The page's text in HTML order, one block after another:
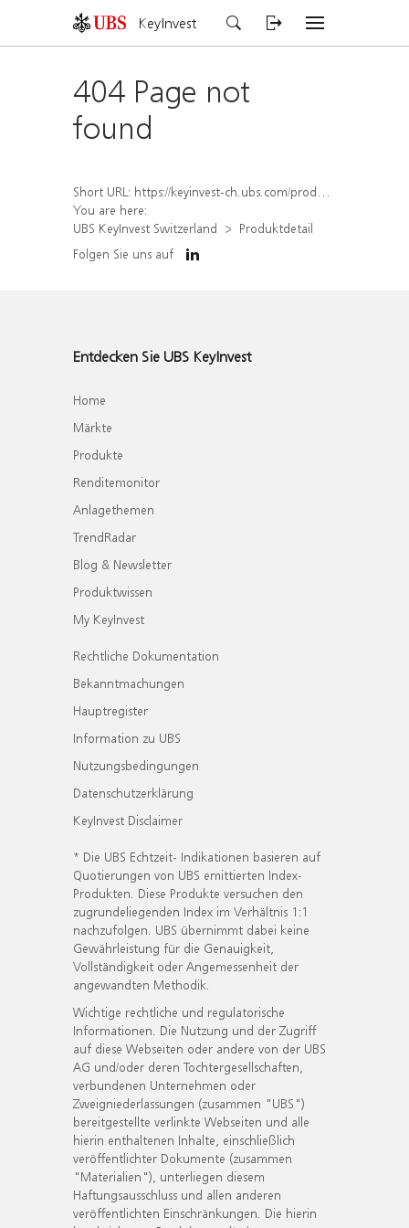
KeyInvest
404 Page not
found
Short URL: https://keyinvest-ch.ubs.com/produkt/detail/index/isin/CH1572294481
You are here:
UBS KeyInvest Switzerland
Produktdetail
Folgen Sie uns auf
Entdecken Sie UBS KeyInvest
Home
Märkte
Produkte
Renditemonitor
Anlagethemen
TrendRadar
Blog & Newsletter
Produktwissen
My KeyInvest
Rechtliche Dokumentation
Bekanntmachungen
Hauptregister
Information zu UBS
Nutzungsbedingungen
Datenschutzerklärung
KeyInvest Disclaimer
* Die UBS Echtzeit- Indikationen basieren auf
Quotierungen von UBS emittierten Index-
Produkten. Diese Produkte versuchen den
zugrundeliegenden Index im Verhältnis 1:1
nachzufolgen. UBS übernimmt dabei keine
Gewährleistung für die Genauigkeit,
Vollständigkeit oder Angemessenheit der
angewandten Methodik.
Wichtige rechtliche und regulatorische
Informationen. Die Nutzung und der Zugriff
auf diese Webseiten oder andere von der UBS
AG und/oder deren Tochtergesellschaften,
verbundenen Unternehmen oder
Zweigniederlassungen (zusammen "UBS")
bereitgestellte verlinkte Webseiten und alle
hierin enthaltenen Inhalte, einschließlich
veröffentlichter Dokumente (zusammen
"Materialien"), unterliegen diesem
Haftungsausschluss und allen anderen
veröffentlichten Einschränkungen. Die hierin